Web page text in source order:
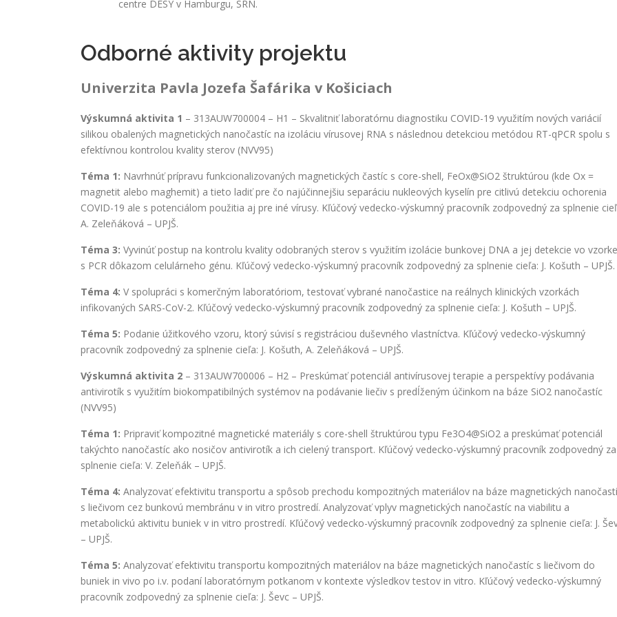
centre DESY v Hamburgu, SRN.
Odborné aktivity projektu
Univerzita Pavla Jozefa Šafárika v Košiciach
Výskumná aktivita 1 – 313AUW700004 – H1 – Skvalitniť laboratórnu diagnostiku COVID-19 využitím nových variácií
silikou obalených magnetických nanočastíc na izoláciu vírusovej RNA s následnou detekciou metódou RT-qPCR spolu s
efektívnou kontrolou kvality sterov (NVV95)
Téma 1: Navrhnúť prípravu funkcionalizovaných magnetických častíc s core-shell, FeOx@SiO2 štruktúrou (kde Ox =
magnetit alebo maghemit) a tieto ladiť pre čo najúčinnejšiu separáciu nukleových kyselín pre citlivú detekciu ochorenia
COVID-19 ale s potenciálom použitia aj pre iné vírusy. Kľúčový vedecko-výskumný pracovník zodpovedný za splnenie
A. Zeleňáková – UPJŠ.
Téma 3: Vyvinúť postup na kontrolu kvality odobraných sterov s využitím izolácie bunkovej DNA a jej detekcie vo vzorke
s PCR dôkazom celulárneho génu. Kľúčový vedecko-výskumný pracovník zodpovedný za splnenie cieľa: J. Košuth – UPJŠ.
Téma 4: V spolupráci s komerčným laboratóriom, testovať vybrané nanočastice na reálnych klinických vzorkách
infikovaných SARS-CoV-2. Kľúčový vedecko-výskumný pracovník zodpovedný za splnenie cieľa: J. Košuth – UPJŠ.
Téma 5: Podanie úžitkového vzoru, ktorý súvisí s registráciou duševného vlastníctva. Kľúčový vedecko-výskumný
pracovník zodpovedný za splnenie cieľa: J. Košuth, A. Zeleňáková – UPJŠ.
Výskumná aktivita 2 – 313AUW700006 – H2 – Preskúmať potenciál antivírusovej terapie a perspektívy podávania
antivirotík s využitím biokompatibilných systémov na podávanie liečiv s predĺženým účinkom na báze SiO2 nanočastíc
(NVV95)
Téma 1: Pripraviť kompozitné magnetické materiály s core-shell štruktúrou typu Fe3O4@SiO2 a preskúmať potenciál
takýchto nanočastíc ako nosičov antivirotík a ich cielený transport. Kľúčový vedecko-výskumný pracovník zodpovedný za
splnenie cieľa: V. Zeleňák – UPJŠ.
Téma 4: Analyzovať efektivitu transportu a spôsob prechodu kompozitných materiálov na báze magnetických
s liečivom cez bunkovú membránu v in vitro prostredí. Analyzovať vplyv magnetických nanočastíc na viabilitu a
metabolickú aktivitu buniek v in vitro prostredí. Kľúčový vedecko-výskumný pracovník zodpovedný za splnenie cieľa: J.
– UPJŠ.
Téma 5: Analyzovať efektivitu transportu kompozitných materiálov na báze magnetických nanočastíc s liečivom do
buniek in vivo po i.v. podaní laboratórnym potkanom v kontexte výsledkov testov in vitro. Kľúčový vedecko-výskumný
pracovník zodpovedný za splnenie cieľa: J. Ševc – UPJŠ.